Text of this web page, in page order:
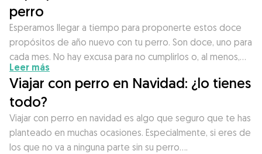
perro
Esperamos llegar a tiempo para proponerte estos doce
propósitos de año nuevo con tu perro. Son doce, uno para
cada mes. No hay excusa para no cumplirlos o, al menos,…
Leer más
Viajar con perro en Navidad: ¿lo tienes
todo?
Viajar con perro en navidad es algo que seguro que te has
planteado en muchas ocasiones. Especialmente, si eres de
los que no va a ninguna parte sin su perro….